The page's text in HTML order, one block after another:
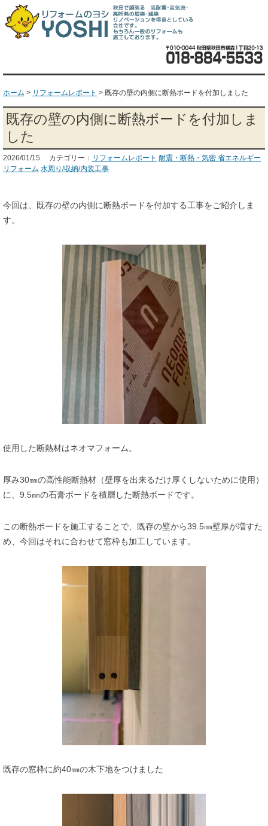
ホーム > リフォームレポート > 既存の壁の内側に断熱ボードを付加しました
既存の壁の内側に断熱ボードを付加しま
した
2026/01/15 カテゴリー： リフォームレポート 耐震・断熱・気密 省エネルギー
リフォーム 水周り/収納/内装工事
今回は、既存の壁の内側に断熱ボードを付加する工事をご紹介しま
す。
使用した断熱材はネオマフォーム。
厚み30㎜の高性能断熱材（壁厚を出来るだけ厚くしないために使用）
に、9.5㎜の石膏ボードを積層した断熱ボードです。
この断熱ボードを施工することで、既存の壁から39.5㎜壁厚が増すた
め、今回はそれに合わせて窓枠も加工しています。
既存の窓枠に約40㎜の木下地をつけました